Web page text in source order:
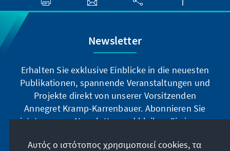
Newsletter
Erhalten Sie exklusive Einblicke in die neuesten
Publikationen, spannende Veranstaltungen und
Projekte direkt von unserer Vorsitzenden
Annegret Kramp-Karrenbauer. Abonnieren Sie
jetzt unseren Newsletter und bleiben Sie immer
Αυτός ο ιστότοπος χρησιμοποιεί cookies, τα